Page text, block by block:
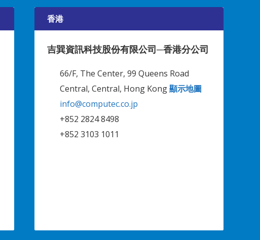
香港
吉巽資訊科技股份有限公司─香港分公司
66/F, The Center, 99 Queens Road
Central, Central, Hong Kong顯示地圖
info@computec.co.jp
+852 2824 8498
+852 3103 1011